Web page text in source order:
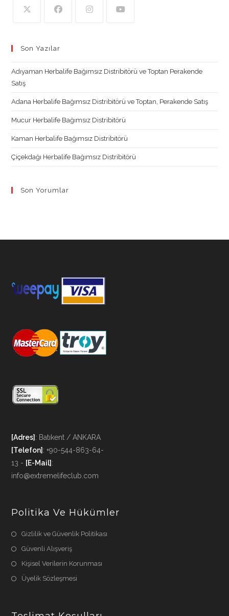
a
new
tab
new
new
new
Son Yazılar
Adıyaman Herbalife Bağımsız Distribitörü ve Toptan Perakende
Satış
Adana Herbalife Bağımsız Distribitörü ve Toptan, Perakende Satış
Mucur Herbalife Bağımsız Distribitörü
Kaman Herbalife Bağımsız Distribitörü
Çiçekdağı Herbalife Bağımsız Distribitörü
Son Yorumlar
[Adres] : Batıkent / ANKARA
[Telefon] : +90-544-863-64-
13 - [E-Mail] :
info@extremelifeclub.com
Politika Ve Hükümler
Gizlilik ve Güvenlik Politikası
Güvenli Alışveriş
Kişisel Verilerin Korunması
Üyelik Sözleşmesi